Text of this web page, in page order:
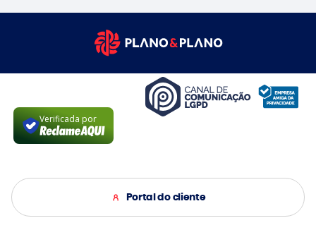
Verificada por
Portal do cliente